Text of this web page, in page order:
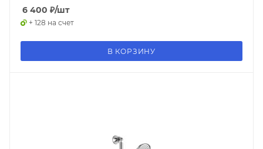
6 400 ₽/шт
+ 128 на счет
В КОРЗИНУ